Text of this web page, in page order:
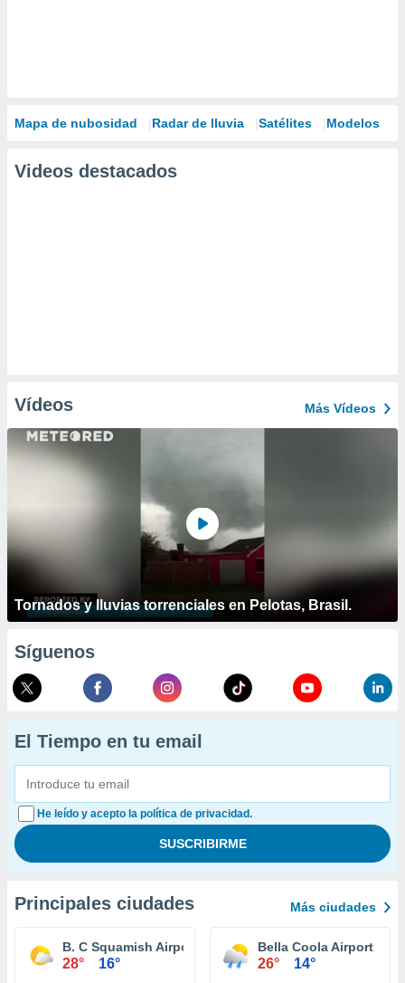
Mapa de nubosidad Radar de lluvia Satélites Modelos
Videos destacados
Vídeos Más Vídeos
Tornados y lluvias torrenciales en Pelotas, Brasil.
Síguenos
El Tiempo en tu email
He leído y acepto la política de privacidad.
Principales ciudades Más ciudades
B. C Squamish Airport
28° 16°
Bella Coola Airport
26° 14°